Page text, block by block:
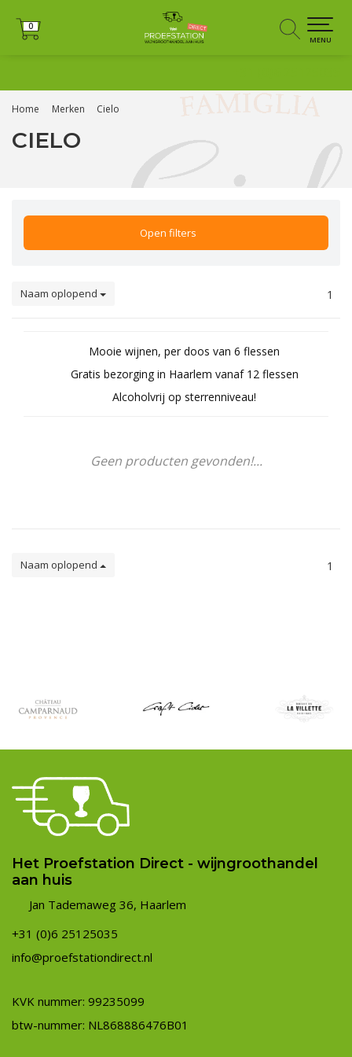
0
0
MENU
Home Merken Cielo
CIELO
Open filters
Naam oplopend 1
Mooie wijnen, per doos van 6 flessen
Gratis bezorging in Haarlem vanaf 12 flessen
Alcoholvrij op sterrenniveau!
Geen producten gevonden!...
Naam oplopend 1
Het Proefstation Direct - wijngroothandel
aan huis
Jan Tademaweg 36, Haarlem
+31 (0)6 25125035
info@proefstationdirect.nl
KVK nummer: 99235099
btw-nummer: NL868886476B01